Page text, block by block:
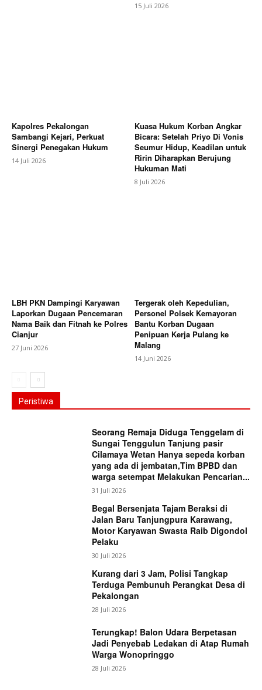
15 Juli 2026
Kapolres Pekalongan
Sambangi Kejari, Perkuat
Sinergi Penegakan Hukum
14 Juli 2026
Kuasa Hukum Korban Angkar
Bicara: Setelah Priyo Di Vonis
Seumur Hidup, Keadilan untuk
Ririn Diharapkan Berujung
Hukuman Mati
8 Juli 2026
LBH PKN Dampingi Karyawan
Laporkan Dugaan Pencemaran
Nama Baik dan Fitnah ke Polres
Cianjur
27 Juni 2026
Tergerak oleh Kepedulian,
Personel Polsek Kemayoran
Bantu Korban Dugaan
Penipuan Kerja Pulang ke
Malang
14 Juni 2026
Peristiwa
Seorang Remaja Diduga Tenggelam di
Sungai Tenggulun Tanjung pasir
Cilamaya Wetan Hanya sepeda korban
yang ada di jembatan,Tim BPBD dan
warga setempat Melakukan Pencarian...
31 Juli 2026
Begal Bersenjata Tajam Beraksi di
Jalan Baru Tanjungpura Karawang,
Motor Karyawan Swasta Raib Digondol
Pelaku
30 Juli 2026
Kurang dari 3 Jam, Polisi Tangkap
Terduga Pembunuh Perangkat Desa di
Pekalongan
28 Juli 2026
Terungkap! Balon Udara Berpetasan
Jadi Penyebab Ledakan di Atap Rumah
Warga Wonopringgo
28 Juli 2026